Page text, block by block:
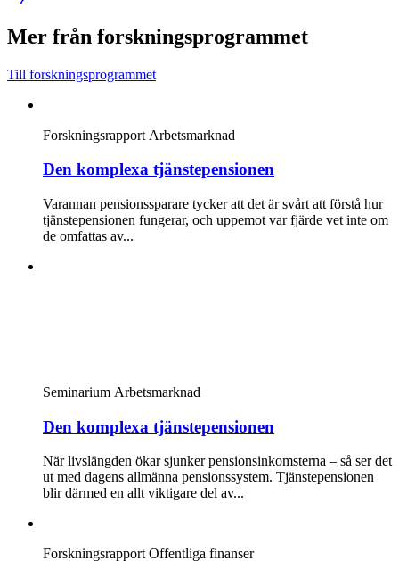
Mer från forskningsprogrammet
Till forskningsprogrammet
Forskningsrapport Arbetsmarknad
Den komplexa tjänstepensionen
Varannan pensionssparare tycker att det är svårt att förstå hur
tjänstepensionen fungerar, och uppemot var fjärde vet inte om
de omfattas av...
Seminarium Arbetsmarknad
Den komplexa tjänstepensionen
När livslängden ökar sjunker pensionsinkomsterna – så ser det
ut med dagens allmänna pensionssystem. Tjänstepensionen
blir därmed en allt viktigare del av...
Forskningsrapport Offentliga finanser